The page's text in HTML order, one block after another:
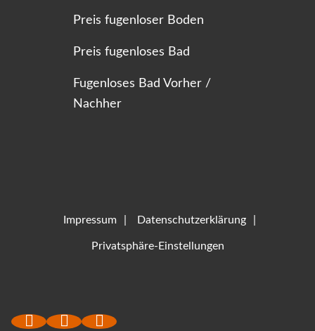
Preis fugenloser Boden
Preis fugenloses Bad
Fugenloses Bad Vorher /
Nachher
Impressum Datenschutzerklärung
Privatsphäre-Einstellungen